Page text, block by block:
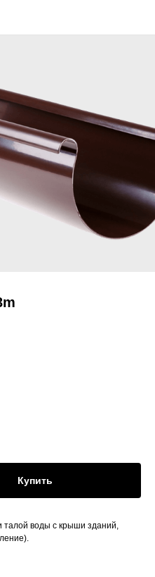
Купить
талой воды с крыши зданий,